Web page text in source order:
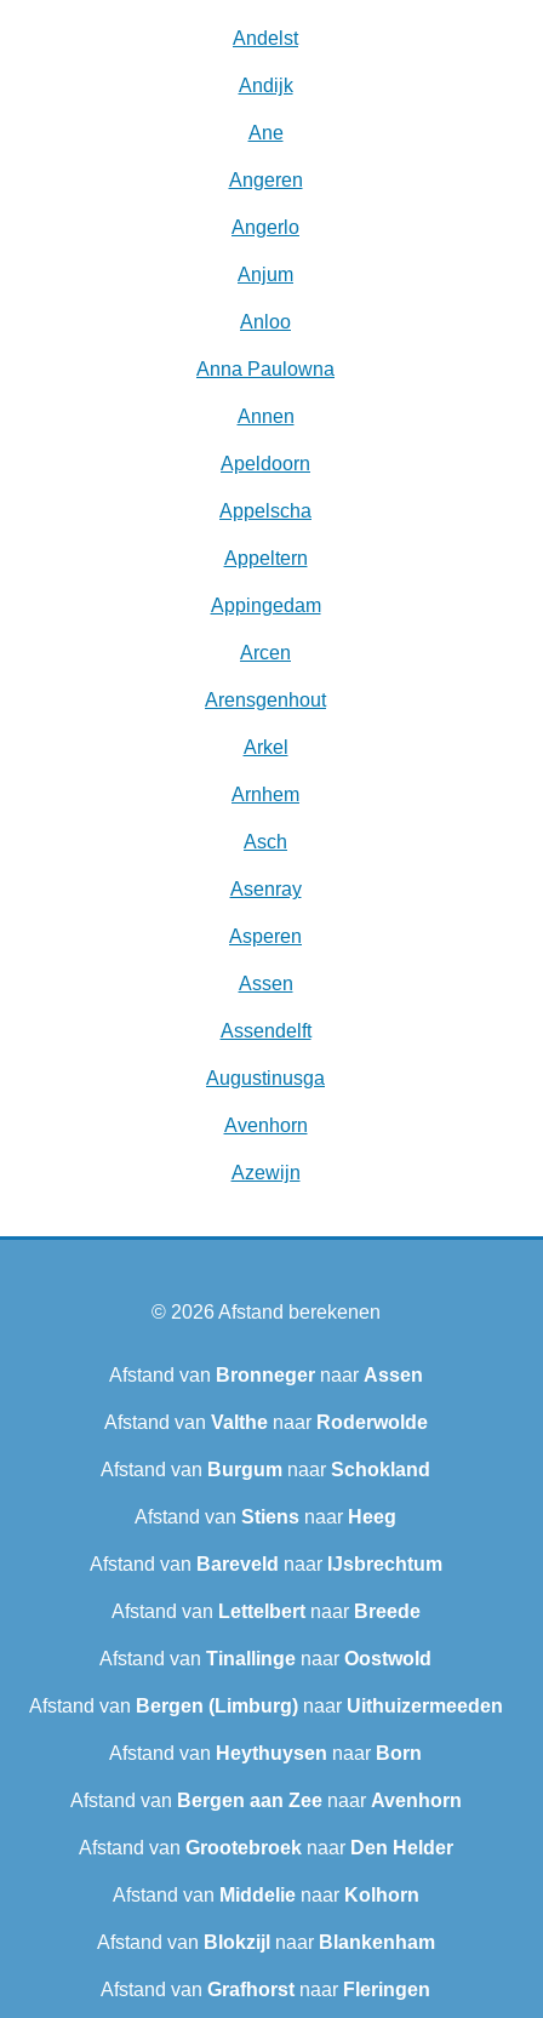
Andelst
Andijk
Ane
Angeren
Angerlo
Anjum
Anloo
Anna Paulowna
Annen
Apeldoorn
Appelscha
Appeltern
Appingedam
Arcen
Arensgenhout
Arkel
Arnhem
Asch
Asenray
Asperen
Assen
Assendelft
Augustinusga
Avenhorn
Azewijn
© 2026Afstand berekenen
Afstand van Bronnegernaar Assen
Afstand van Valthenaar Roderwolde
Afstand van Burgum naar Schokland
Afstand van Stiens naar Heeg
Afstand van Bareveld naar IJsbrechtum
Afstand van Lettelbertnaar Breede
Afstand van Tinallinge naar Oostwold
Afstand van Bergen (Limburg)naar Uithuizermeeden
Afstand van Heythuysen naar Born
Afstand van Bergen aan Zeenaar Avenhorn
Afstand van Grootebroeknaar Den Helder
Afstand van Middelienaar Kolhorn
Afstand van Blokzijl naar Blankenham
Afstand van Grafhorst naar Fleringen